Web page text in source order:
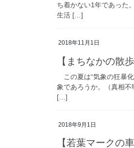
ち着かない1年であった
生活 […]
2018年11月1日
【まちなかの散
この夏は“気象の狂暴
象であろうか。（真相
[…]
2018年9月1日
【若葉マークの